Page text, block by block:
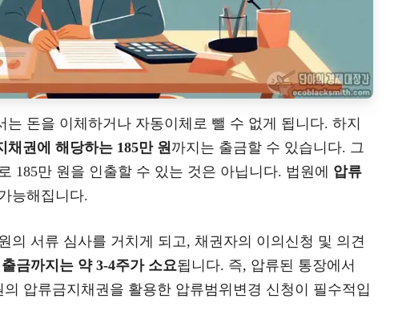
돈을 이체하거나 자동이체로 뺄 수 없게 됩니다. 하지
채권에 해당하는 185만 원까지는 출금할 수 있습니다. 그
185만 원을 인출할 수 있는 것은 아닙니다. 법원에 압류
능해집니다.
의 서류 심사를 거치게 되고, 채권자의 이의신청 및 의견
금까지는 약 3-4주가 소요됩니다. 즉, 압류된 통장에서
압류금지채권을 활용한 압류범위변경 신청이 필수적입